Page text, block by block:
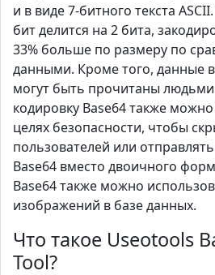
и в виде 7-битного текста
бит делится на 2 бита,
33% больше по размеру по
данными. Кроме того, данные
могут быть прочитаны
кодировку Base64 также
целях безопасности, чтобы
пользователей или
Base64 вместо двоичного
Base64 также можно
изображений в базе данных.
Что такое Useotools
Tool?